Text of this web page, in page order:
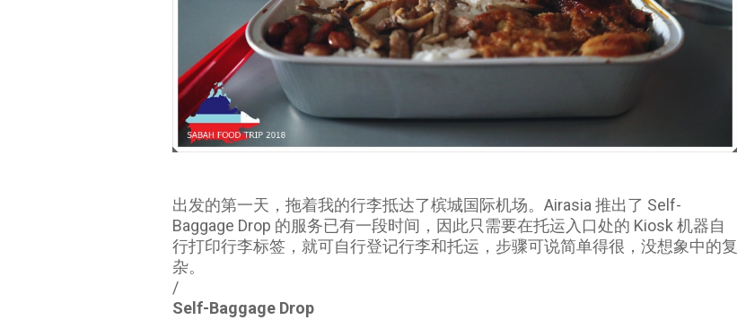
出发的第一天，拖着我的行李抵达了槟城国际机场。Airasia 推出了 Self-
Baggage Drop 的服务已有一段时间，因此只需要在托运入口处的 Kiosk 机器自
行打印行李标签，就可自行登记行李和托运，步骤可说简单得很，没想象中的复
杂。
/
Self-Baggage Drop